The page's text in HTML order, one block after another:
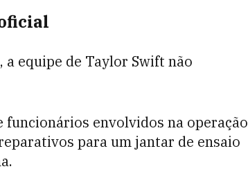
equipe de Taylor Swift não
funcionários envolvidos na operação
para um jantar de ensaio